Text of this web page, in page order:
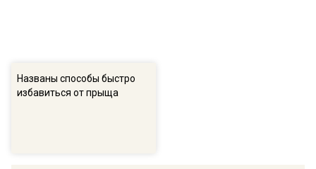
Названы способы быстро
избавиться от прыща